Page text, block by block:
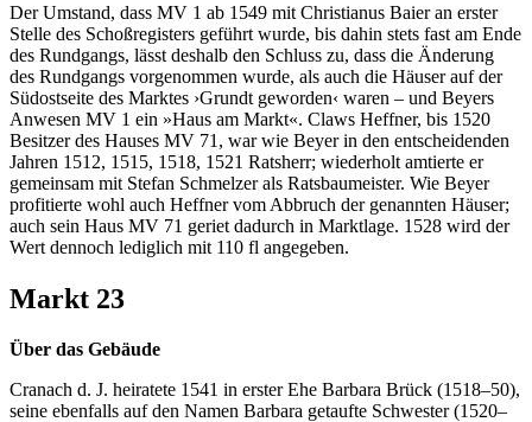
Der Umstand, dass MV 1 ab 1549 mit Christianus Baier an erster
Stelle des Schoßregisters geführt wurde, bis dahin stets fast am Ende
des Rundgangs, lässt deshalb den Schluss zu, dass die Änderung
des Rundgangs vorgenommen wurde, als auch die Häuser auf der
Südostseite des Marktes ›Grundt geworden‹ waren – und Beyers
Anwesen MV 1 ein »Haus am Markt«. Claws Heffner, bis 1520
Besitzer des Hauses MV 71, war wie Beyer in den entscheidenden
Jahren 1512, 1515, 1518, 1521 Ratsherr; wiederholt amtierte er
gemeinsam mit Stefan Schmelzer als Ratsbaumeister. Wie Beyer
profitierte wohl auch Heffner vom Abbruch der genannten Häuser;
auch sein Haus MV 71 geriet dadurch in Marktlage. 1528 wird der
Wert dennoch lediglich mit 110 fl angegeben.
Markt 23
Über das Gebäude
Cranach d. J. heiratete 1541 in erster Ehe Barbara Brück (1518–50),
seine ebenfalls auf den Namen Barbara getaufte Schwester (1520–